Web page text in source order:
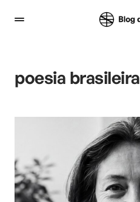
poesia brasileira